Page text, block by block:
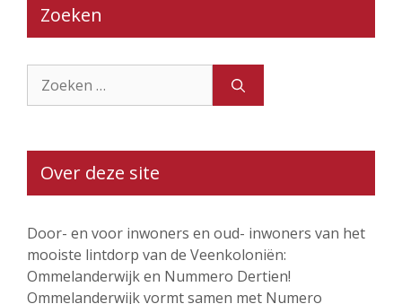
Zoeken
naar:
Over deze site
Door- en voor inwoners en oud- inwoners van het
mooiste lintdorp van de Veenkoloniën:
Ommelanderwijk en Nummero Dertien!
Ommelanderwijk vormt samen met Numero